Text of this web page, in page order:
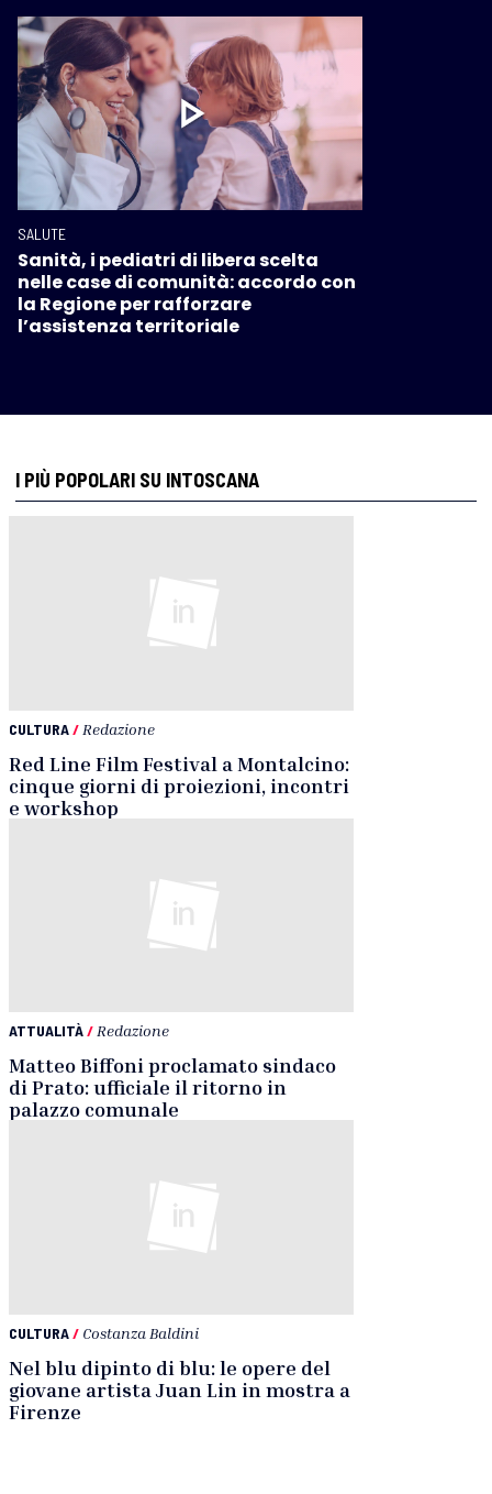
SALUTE
Sanità, i pediatri di libera scelta
nelle case di comunità: accordo con
la Regione per rafforzare
l’assistenza territoriale
I PIÙ POPOLARI SU INTOSCANA
CULTURA/ Redazione
Red Line Film Festival a Montalcino:
cinque giorni di proiezioni, incontri
e workshop
ATTUALITÀ/ Redazione
Matteo Biffoni proclamato sindaco
di Prato: ufficiale il ritorno in
palazzo comunale
CULTURA/ Costanza Baldini
Nel blu dipinto di blu: le opere del
giovane artista Juan Lin in mostra a
Firenze